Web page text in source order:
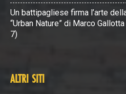
Un battipagliese firma l’arte
“Urban Nature” di Marco
7)
ALTRI SITI